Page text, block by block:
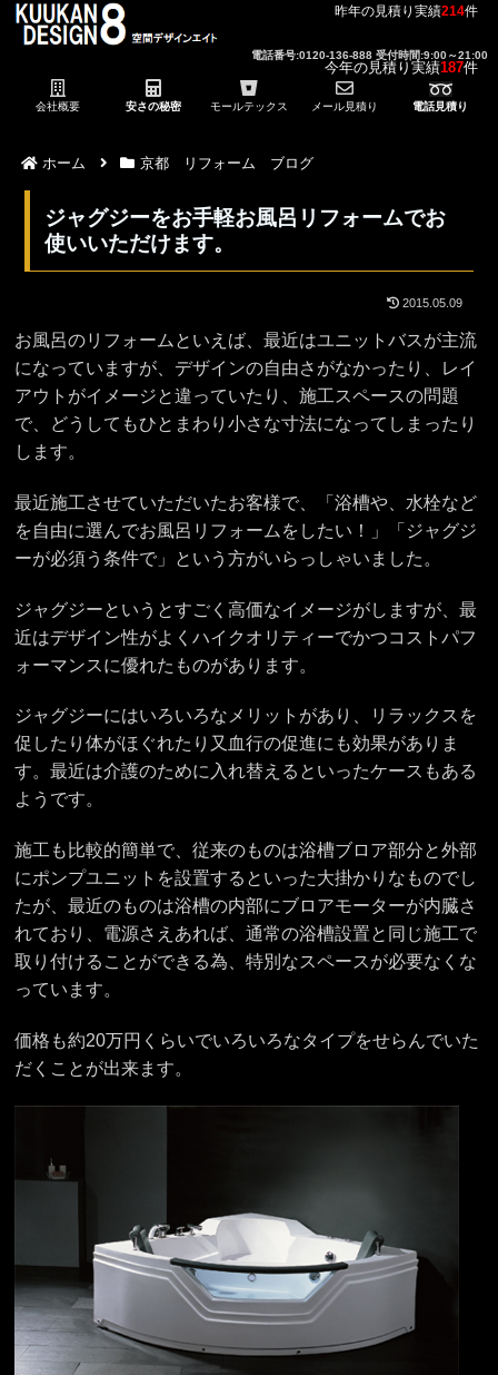
昨年の見積り実績214件
今年の見積り実績187件
電話番号:0120-136-888 受付時間:9:00～21:00
会社概要 安さの秘密 モールテックス メール見積り 電話見積り
ホーム 京都 リフォーム ブログ
ジャグジーをお手軽お風呂リフォームでお
使いいただけます。
2015.05.09
お風呂のリフォームといえば、最近はユニットバスが主流
になっていますが、デザインの自由さがなかったり、レイ
アウトがイメージと違っていたり、施工スペースの問題
で、どうしてもひとまわり小さな寸法になってしまったり
します。
最近施工させていただいたお客様で、「浴槽や、水栓など
を自由に選んでお風呂リフォームをしたい！」「ジャグジ
ーが必須う条件で」という方がいらっしゃいました。
ジャグジーというとすごく高価なイメージがしますが、最
近はデザイン性がよくハイクオリティーでかつコストパフ
ォーマンスに優れたものがあります。
ジャグジーにはいろいろなメリットがあり、リラックスを
促したり体がほぐれたり又血行の促進にも効果がありま
す。最近は介護のために入れ替えるといったケースもある
ようです。
施工も比較的簡単で、従来のものは浴槽ブロア部分と外部
にポンプユニットを設置するといった大掛かりなものでし
たが、最近のものは浴槽の内部にブロアモーターが内臓さ
れており、電源さえあれば、通常の浴槽設置と同じ施工で
取り付けることができる為、特別なスペースが必要なくな
っています。
価格も約20万円くらいでいろいろなタイプをせらんでいた
だくことが出来ます。